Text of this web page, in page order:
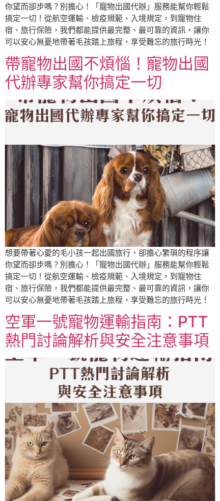
你望而卻步嗎？別擔心！「寵物出國代辦」服務能幫你輕鬆
搞定一切！從航空運輸、檢疫規範、入境規定，到寵物住
宿、旅行保險，我們都能提供最完整、最可靠的資訊，讓你
可以安心無憂地帶著毛孩踏上旅程，享受難忘的旅行時光！
帶寵物出國不煩惱！寵物出國
代辦專家幫你搞定一切
想要帶著心愛的毛小孩一起出國旅行，卻擔心繁瑣的程序讓
你望而卻步嗎？別擔心！「寵物出國代辦」服務能幫你輕鬆
搞定一切！從航空運輸、檢疫規範、入境規定，到寵物住
宿、旅行保險，我們都能提供最完整、最可靠的資訊，讓你
可以安心無憂地帶著毛孩踏上旅程，享受難忘的旅行時光！
空軍一號寵物運輸指南：PTT
熱門討論解析與安全注意事項